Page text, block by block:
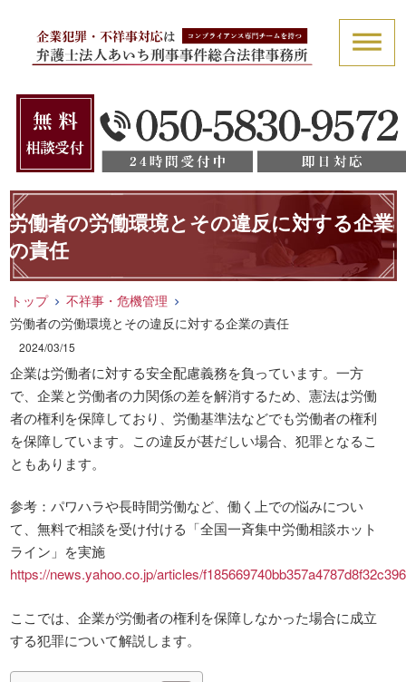
労働者の労働環境とその違反に対する企業
の責任
トップ
不祥事・危機管理
労働者の労働環境とその違反に対する企業の責任
2024/03/15
企業は労働者に対する安全配慮義務を負っています。一方
で、企業と労働者の力関係の差を解消するため、憲法は労働
者の権利を保障しており、労働基準法などでも労働者の権利
を保障しています。この違反が甚だしい場合、犯罪となるこ
ともあります。
参考：パワハラや長時間労働など、働く上での悩みについ
て、無料で相談を受け付ける「全国一斉集中労働相談ホット
ライン」を実施
https://news.yahoo.co.jp/articles/
ここでは、企業が労働者の権利を保障しなかった場合に成立
する犯罪について解説します。